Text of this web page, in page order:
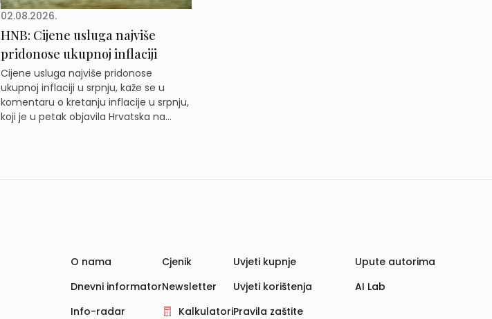
02.08.2026.
HNB: Cijene usluga najviše
pridonose ukupnoj inflaciji
Cijene usluga najviše pridonose
ukupnoj inflaciji u srpnju, kaže se u
komentaru o kretanju inflacije u srpnju,
koji je u petak objavila Hrvatska na...
O nama
Dnevni informator
Info-radar
Cjenik
Newsletter
Kalkulatori
Uvjeti kupnje
Uvjeti korištenja
Pravila zaštite
Upute autorima
AI Lab